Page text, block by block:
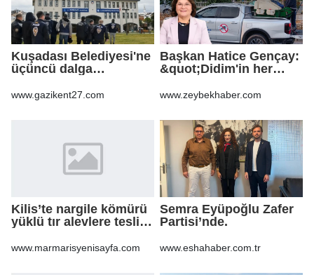
Kuşadası Belediyesi'ne
üçüncü dalga
www.gazikent27.com
Başkan Hatice Gençay:
&quot;Didim'in her
gündüz
www.zeybekhaber.com
Kilis’te nargile kömürü
yüklü tır alevlere teslim
www.marmarisyenisayfa.com
Semra Eyüpoğlu Zafer
Partisi’nde.
www.eshahaber.com.tr